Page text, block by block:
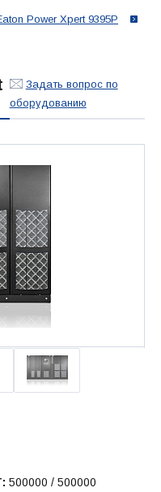
Power Xpert 9395P
Задать вопрос по
оборудованию
500000 / 500000